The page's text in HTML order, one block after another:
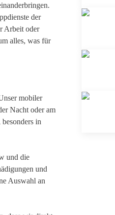
der
Arbeit oder
alles, was für
mobiler
Nacht oder am
in
und die
und
Auswahl an